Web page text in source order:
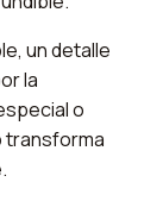
un detalle
la
o
transforma